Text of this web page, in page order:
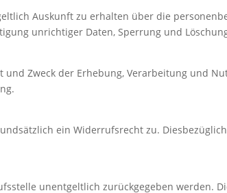
Auskunft zu erhalten über die
unrichtiger Daten, Sperrung und
und Zweck der Erhebung, Verarbeitung und
ein Widerrufsrecht zu.
unentgeltlich zurückgegeben werden.